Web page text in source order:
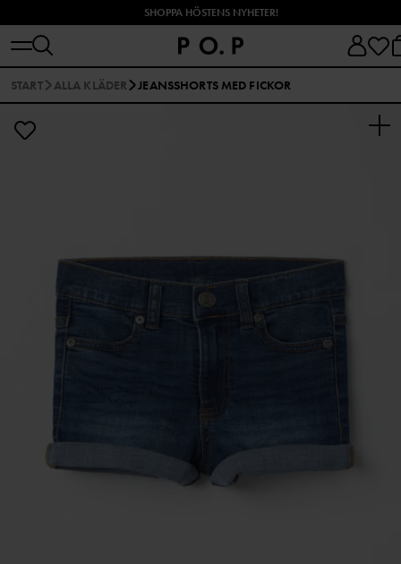
SHOPPA HÖSTENS NYHETER!
START ALLA KLÄDER JEANSSHORTS MED FICKOR